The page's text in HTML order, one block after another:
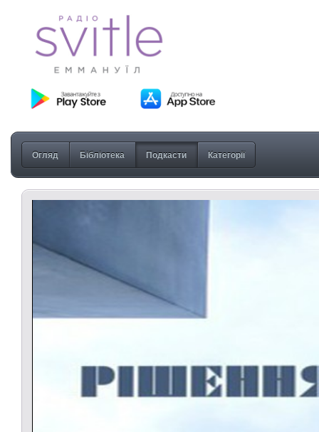
Огляд Бібліотека Подкасти Категорії